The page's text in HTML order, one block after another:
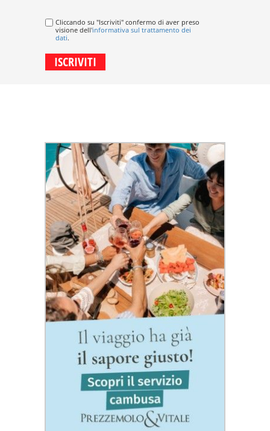
Cliccando su "Iscriviti" confermo di aver preso
visione dell'informativa sul trattamento dei
dati.